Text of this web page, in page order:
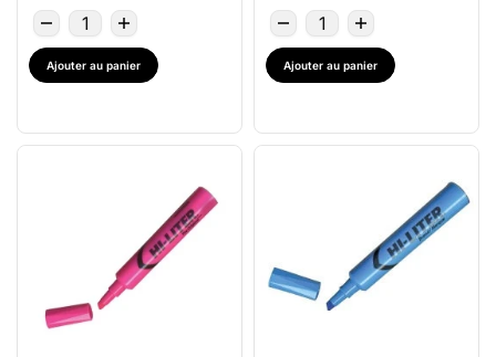
Ajouter au panier Ajouter au panier